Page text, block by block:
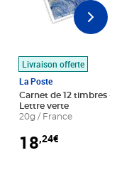
au panier
Livraison offerte
La Poste
Carnet de 12 timbres - Le
Lettre verte
20g / France
18,24€